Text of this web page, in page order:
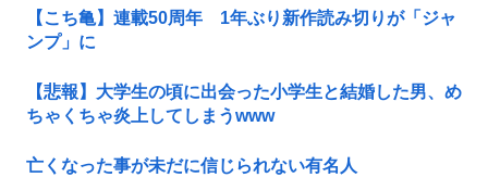
【こち亀】連載50周年 1年ぶり新作読み切りが「ジャ
ンプ」に
【悲報】大学生の頃に出会った小学生と結婚した男、め
ちゃくちゃ炎上してしまうwww
亡くなった事が未だに信じられない有名人